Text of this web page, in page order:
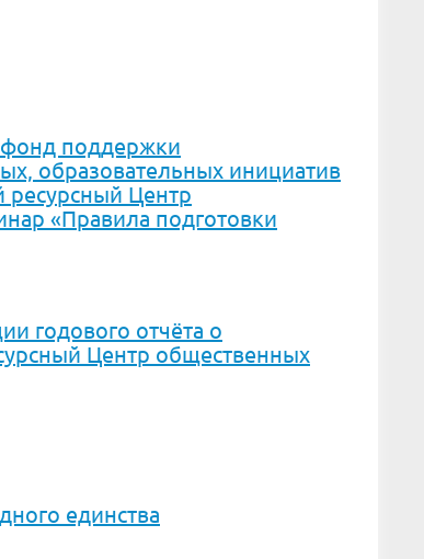
поддержки
образовательных инициатив
ресурсный Центр
«Правила подготовки
годового отчёта о
Центр общественных
единства